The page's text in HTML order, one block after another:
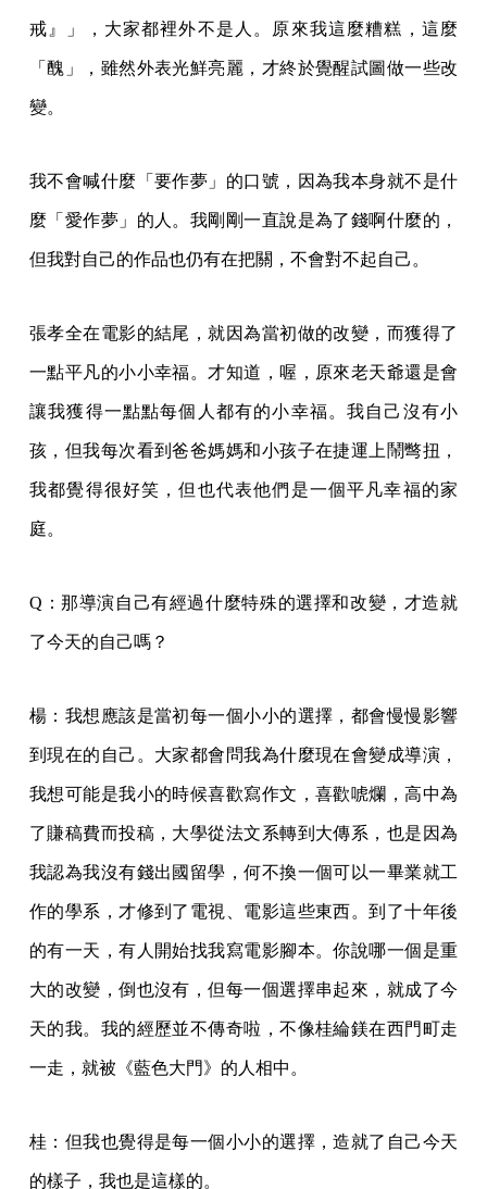
戒』」，大家都裡外不是人。原來我這麼糟糕，這麼
「醜」，雖然外表光鮮亮麗，才終於覺醒試圖做一些改
變。
我不會喊什麼「要作夢」的口號，因為我本身就不是什
麼「愛作夢」的人。我剛剛一直說是為了錢啊什麼的，
但我對自己的作品也仍有在把關，不會對不起自己。
張孝全在電影的結尾，就因為當初做的改變，而獲得了
一點平凡的小小幸福。才知道，喔，原來老天爺還是會
讓我獲得一點點每個人都有的小幸福。我自己沒有小
孩，但我每次看到爸爸媽媽和小孩子在捷運上鬧彆扭，
我都覺得很好笑，但也代表他們是一個平凡幸福的家
庭。
Q：那導演自己有經過什麼特殊的選擇和改變，才造就
了今天的自己嗎？
楊：我想應該是當初每一個小小的選擇，都會慢慢影響
到現在的自己。大家都會問我為什麼現在會變成導演，
我想可能是我小的時候喜歡寫作文，喜歡唬爛，高中為
了賺稿費而投稿，大學從法文系轉到大傳系，也是因為
我認為我沒有錢出國留學，何不換一個可以一畢業就工
作的學系，才修到了電視、電影這些東西。到了十年後
的有一天，有人開始找我寫電影腳本。你說哪一個是重
大的改變，倒也沒有，但每一個選擇串起來，就成了今
天的我。我的經歷並不傳奇啦，不像桂綸鎂在西門町走
一走，就被《藍色大門》的人相中。
桂：但我也覺得是每一個小小的選擇，造就了自己今天
的樣子，我也是這樣的。